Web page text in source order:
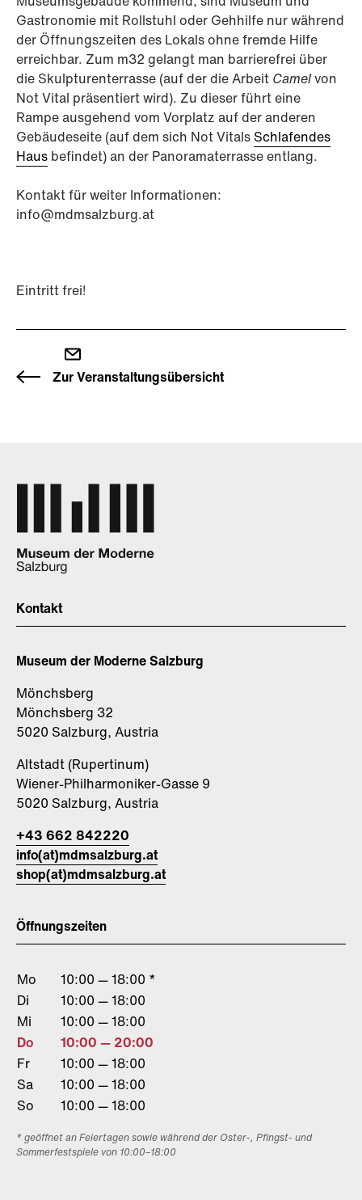
Gastronomie mit Rollstuhl oder Gehhilfe nur während
der Öffnungszeiten des Lokals ohne fremde Hilfe
erreichbar. Zum m32 gelangt man barrierefrei über
die Skulpturenterrasse (auf der die Arbeit Camelvon
Not Vital präsentiert wird). Zu dieser führt eine
Rampe ausgehend vom Vorplatz auf der anderen
Gebäudeseite (auf dem sich Not Vitals Schlafendes
Haus befindet) an der Panoramaterrasse entlang.
Kontakt für weiter Informationen:
info@mdmsalzburg.at
Eintritt frei!
Zur Veranstaltungsübersicht
Kontakt
Museum der Moderne Salzburg
Mönchsberg
Mönchsberg 32
5020 Salzburg, Austria
Altstadt (Rupertinum)
Wiener-Philharmoniker-Gasse 9
5020 Salzburg, Austria
+43 662 842220
info(at)mdmsalzburg.at
shop(at)mdmsalzburg.at
Öffnungszeiten
Mo
10:00 — 18:00 *
Di
10:00 — 18:00
Mi
10:00 — 18:00
Do
10:00 — 20:00
Fr
10:00 — 18:00
Sa
10:00 — 18:00
So
10:00 — 18:00
* geöffnet an Feiertagen sowie während der Oster-, Pfingst- und
Sommerfestspiele von 10:00–18:00